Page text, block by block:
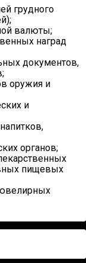
грудного
валюты;
наград
документов,
оружия и
и
органов;
пищевых